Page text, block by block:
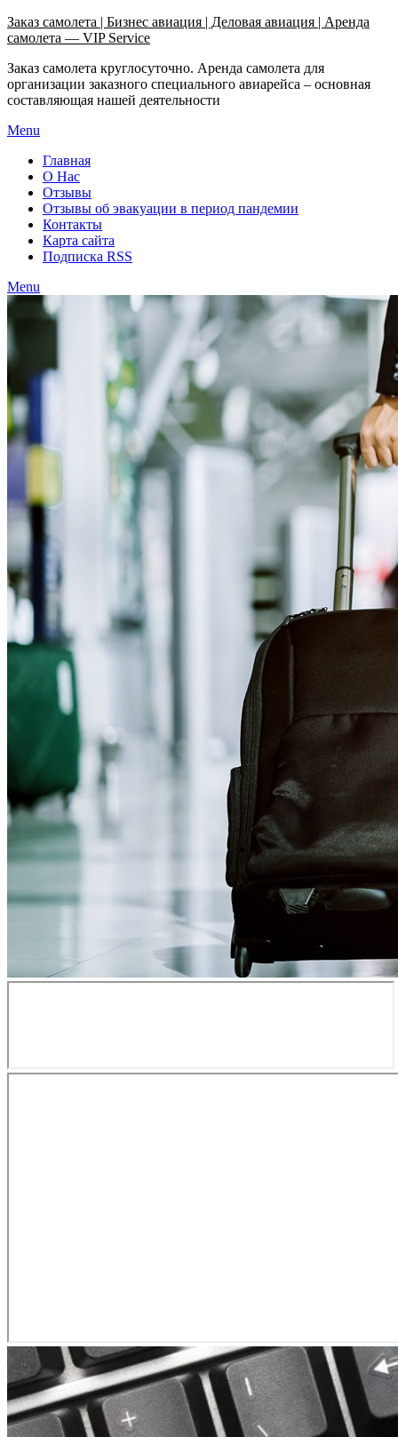
Заказ самолета | Бизнес авиация | Деловая авиация | Аренда
самолета — VIP Service
Заказ самолета круглосуточно. Аренда самолета для
организации заказного специального авиарейса – основная
составляющая нашей деятельности
Menu
Главная
О Нас
Отзывы
Отзывы об эвакуации в период пандемии
Контакты
Карта сайта
Подписка RSS
Menu